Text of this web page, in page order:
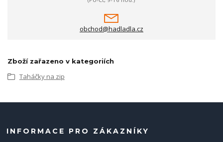
obchod@hadladla.cz
Zboží zařazeno v kategoriích
Taháčky na zip
INFORMACE PRO ZÁKAZNÍKY